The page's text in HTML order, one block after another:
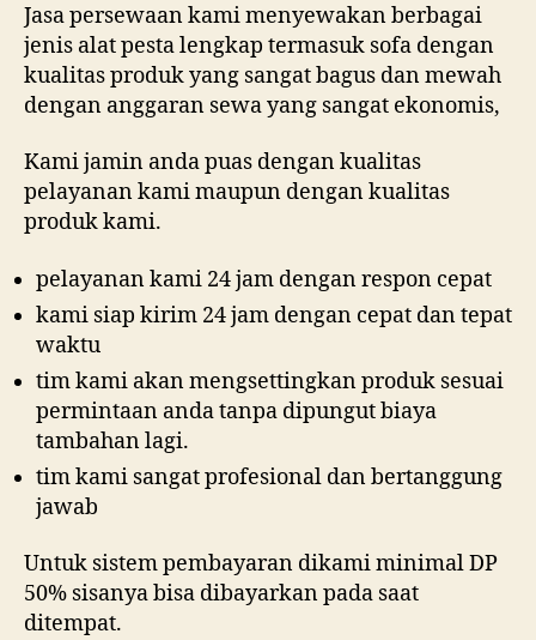
Jasa persewaan kami menyewakan berbagai
jenis alat pesta lengkap termasuk sofa dengan
kualitas produk yang sangat bagus dan mewah
dengan anggaran sewa yang sangat ekonomis,
Kami jamin anda puas dengan kualitas
pelayanan kami maupun dengan kualitas
produk kami.
pelayanan kami 24 jam dengan respon cepat
kami siap kirim 24 jam dengan cepat dan tepat
waktu
tim kami akan mengsettingkan produk sesuai
permintaan anda tanpa dipungut biaya
tambahan lagi.
tim kami sangat profesional dan bertanggung
jawab
Untuk sistem pembayaran dikami minimal DP
50% sisanya bisa dibayarkan pada saat
ditempat.